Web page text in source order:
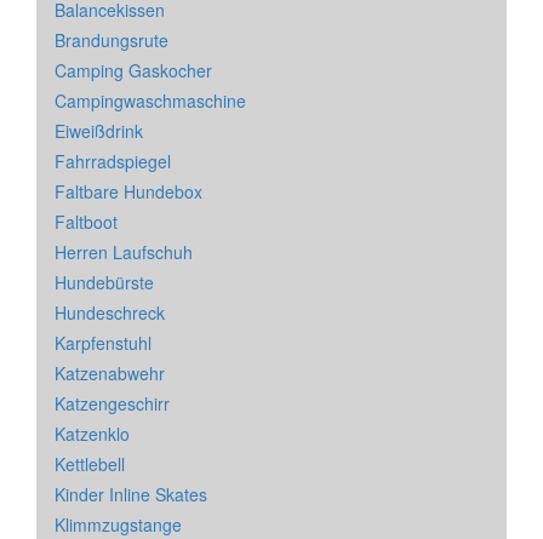
Balancekissen
Brandungsrute
Camping Gaskocher
Campingwaschmaschine
Eiweißdrink
Fahrradspiegel
Faltbare Hundebox
Faltboot
Herren Laufschuh
Hundebürste
Hundeschreck
Karpfenstuhl
Katzenabwehr
Katzengeschirr
Katzenklo
Kettlebell
Kinder Inline Skates
Klimmzugstange